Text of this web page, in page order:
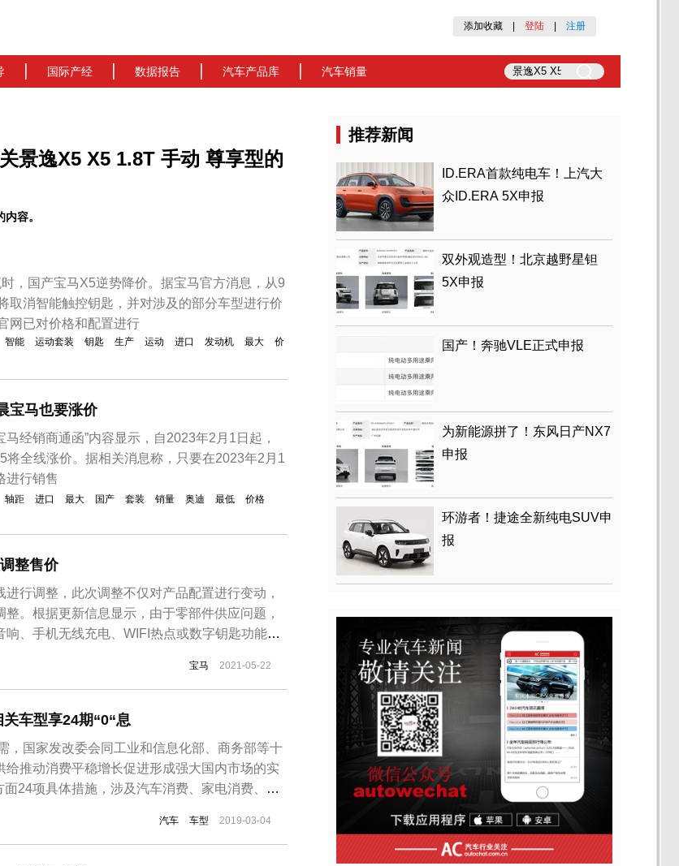
添加收藏 登陆 注册
国际产经 数据报告 汽车产品库 汽车销量
景逸X5 X5 1.8T 手动 尊享型的
容。
，国产宝马X5逆势降价。据宝马官方消息，从9
取消智能触控钥匙，并对涉及的部分车型进行价
网已对价格和配置进行
智能 运动套装 钥匙 生产 运动 进口 发动机 最大
价
宝马也要涨价
经销商通函”内容显示，自2023年2月1日起，
全线涨价。据相关消息称，只要在2023年2月1
进行销售
轴距 进口 最大 国产 套装 销量 奥迪 最低
价格
整售价
行调整，此次调整不仅对产品配置进行变动，
。根据更新信息显示，由于零部件供应问题，
、手机无线充电、WIFI热点或数字钥匙功能将
X4、X5及X5插电混动车型、X6、X3M、X4M、
宝马 2021-05-22
车型享24期“0“息
，国家发改委会同工业和信息化部、商务部等十
推动消费平稳增长促进形成强大国内市场的实
24项具体措施，涉及汽车消费、家电消费、农
长安欧尚、海马汽车、北京汽车、上汽大众、东
台下乡...
汽车 车型 2019-03-04
推荐新闻
ID.ERA首款纯电车！上汽大
众ID.ERA 5X申报
双外观造型！北京越野星钽
5X申报
国产！奔驰VLE正式申报
为新能源拼了！东风日产NX7
申报
环游者！捷途全新纯电SUV申
报